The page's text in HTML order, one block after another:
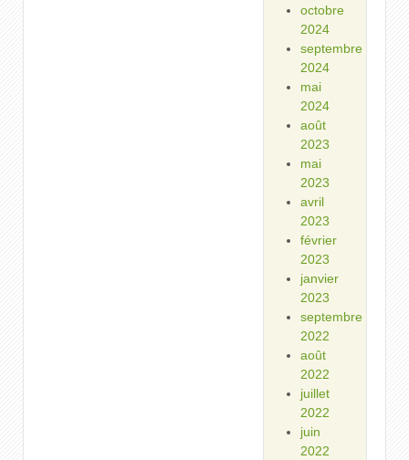
octobre
2024
septembre
2024
mai
2024
août
2023
mai
2023
avril
2023
février
2023
janvier
2023
septembre
2022
août
2022
juillet
2022
juin
2022